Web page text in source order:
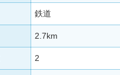
鉄道
2.7km
2